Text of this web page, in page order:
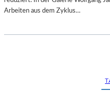
Arbeiten aus dem Zyklus…